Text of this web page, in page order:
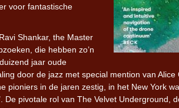
voor fantastische
Shankar, the Master
die hebben zo’n
jaar oude
door de jazz met special mention van Alice
in de jaren zestig, in het New York
De pivotale rol van The Velvet Underground,